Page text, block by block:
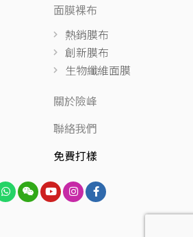
面膜裸布
熱銷膜布
創新膜布
生物纖維面膜
關於險峰
聯絡我們
免費打樣